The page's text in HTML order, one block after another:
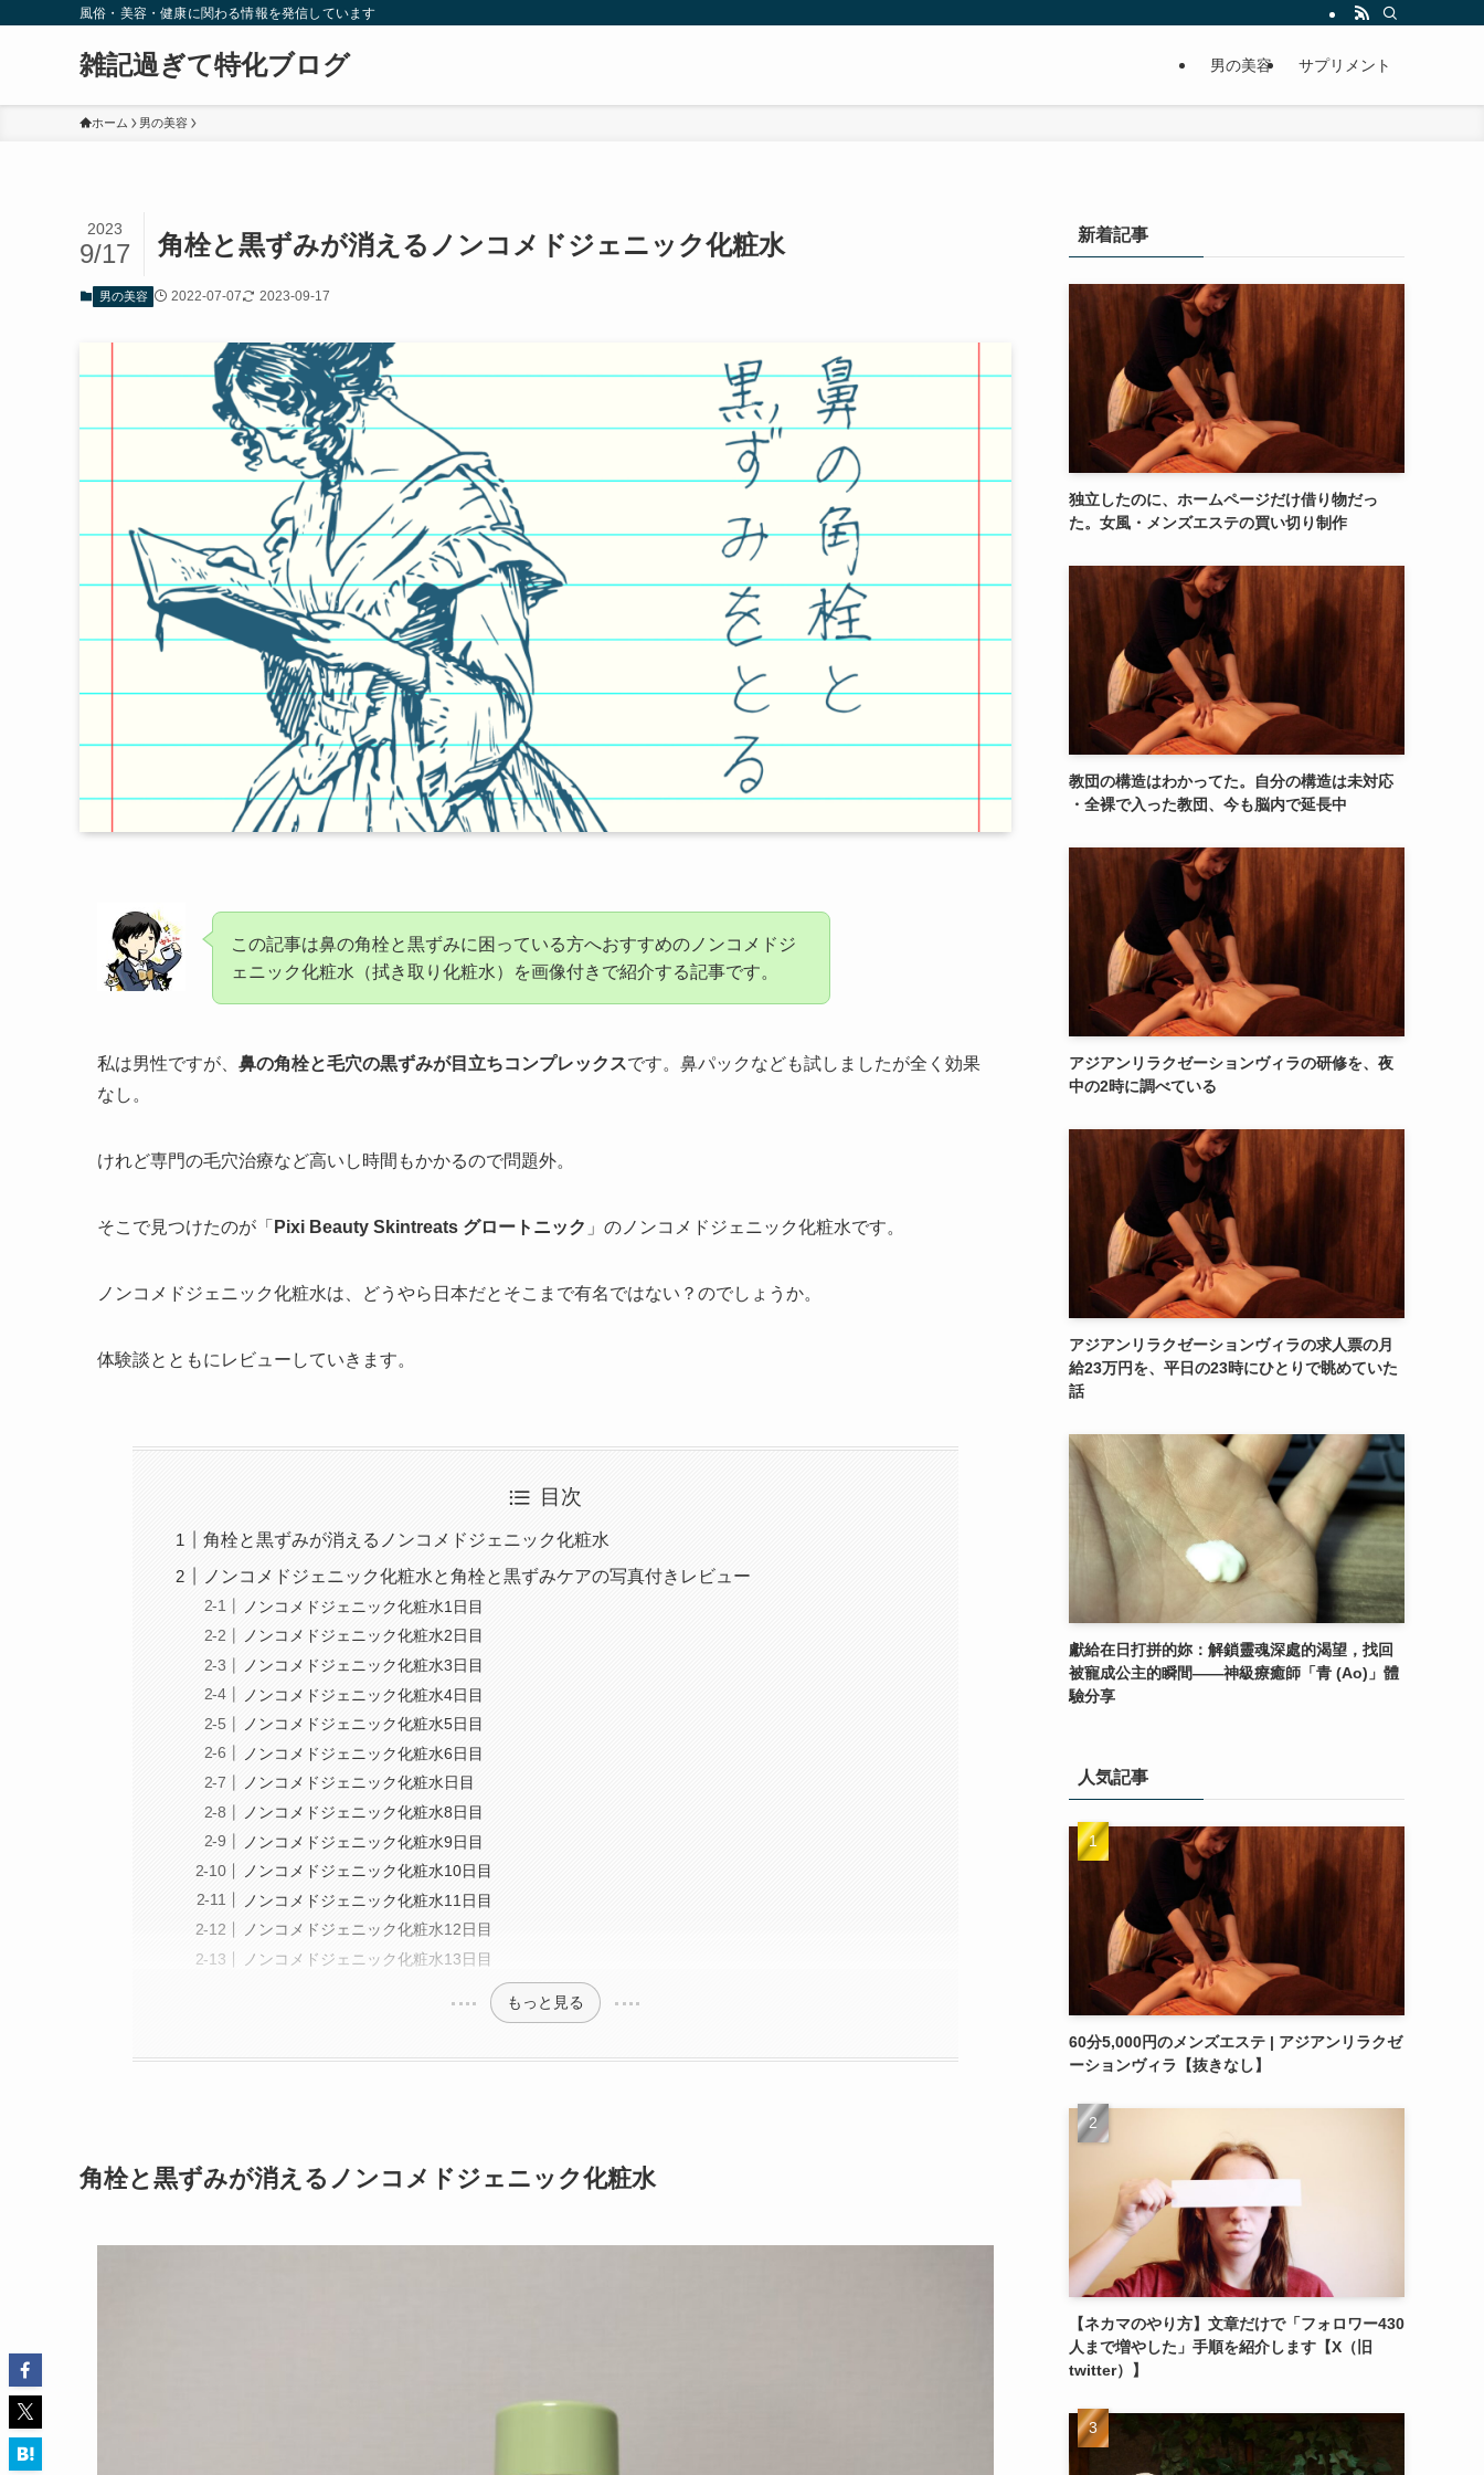
風俗・美容・健康に関わる情報を発信しています
雑記過ぎて特化ブログ 男の美容 サプリメント
ホーム 男の美容
角栓と黒ずみが消えるノンコメドジェニック化粧水
2023
9/17
男の美容 2022-07-07 2023-09-17
この記事は鼻の角栓と黒ずみに困っている方へおすすめのノンコメドジ
ェニック化粧水（拭き取り化粧水）を画像付きで紹介する記事です。
私は男性ですが、 鼻の角栓と毛穴の黒ずみが目立ちコンプレックスです。鼻パックなども試しましたが全く効果
なし。
けれど専門の毛穴治療など高いし時間もかかるので問題外。
そこで見つけたのが「 Pixi Beauty Skintreats グロートニック 」のノンコメドジェニック化粧水です。
ノンコメドジェニック化粧水は、どうやら日本だとそこまで有名ではない？のでしょうか。
体験談とともにレビューしていきます。
目次
角栓と黒ずみが消えるノンコメドジェニック化粧水
ノンコメドジェニック化粧水と角栓と黒ずみケアの写真付きレビュー
ノンコメドジェニック化粧水1日目
ノンコメドジェニック化粧水2日目
ノンコメドジェニック化粧水3日目
ノンコメドジェニック化粧水4日目
ノンコメドジェニック化粧水5日目
ノンコメドジェニック化粧水6日目
ノンコメドジェニック化粧水日目
ノンコメドジェニック化粧水8日目
ノンコメドジェニック化粧水9日目
ノンコメドジェニック化粧水10日目
ノンコメドジェニック化粧水11日目
ノンコメドジェニック化粧水12日目
ノンコメドジェニック化粧水13日目
もっと見る
角栓と黒ずみが消えるノンコメドジェニック化粧水
新着記事
独立したのに、ホームページだけ借り物だっ
た。女風・メンズエステの買い切り制作
教団の構造はわかってた。自分の構造は未対応
・全裸で入った教団、今も脳内で延長中
アジアンリラクゼーションヴィラの研修を、夜
中の2時に調べている
アジアンリラクゼーションヴィラの求人票の月
給23万円を、平日の23時にひとりで眺めていた
話
獻給在日打拼的妳：解鎖靈魂深處的渴望，找回
被寵成公主的瞬間——神級療癒師「青 (Ao)」體
驗分享
人気記事
60分5,000円のメンズエステ | アジアンリラクゼ
ーションヴィラ【抜きなし】
【ネカマのやり方】文章だけで「フォロワー430
人まで増やした」手順を紹介します【X（旧
twitter）】